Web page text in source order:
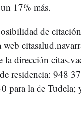
17% más.
de citación
web
la dirección
residencia: 948
para la de Tudela;